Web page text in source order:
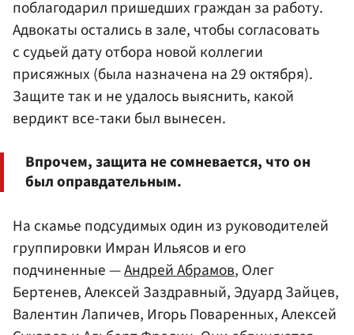
поблагодарил пришедших граждан за работу.
Адвокаты остались в зале, чтобы согласовать
с судьей дату отбора новой коллегии
присяжных (была назначена на 29 октября).
Защите так и не удалось выяснить, какой
вердикт все-таки был вынесен.
Впрочем, защита не сомневается, что он
был оправдательным.
На скамье подсудимых один из руководителей
группировки Имран Ильясов и его
подчиненные —Андрей Абрамов, Олег
Бертенев, Алексей Заздравный, Эдуард Зайцев,
Валентин Лапичев, Игорь Поваренных, Алексей